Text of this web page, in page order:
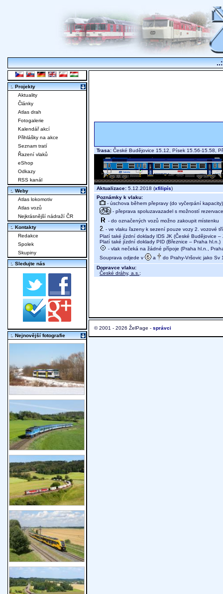
Trasa: České Budějovice 15.12, Písek 15.56-15.58,
Aktualizace: 5.12.2018 (xfilipís)
Poznámky k vlaku:
- úschova během přepravy (do vyčerpání kapacity)
- přeprava spoluzavazadel s možností
- do označených vozů možno zakoupit místenku
- ve vlaku řazeny k sezení pouze vozy 2. vozové
Platí také jízdní doklady IDS JK (České Budějovice –
Platí také jízdní doklady PID (Březnice – Praha hl.n.)
- vlak nečeká na žádné přípoje (Praha hl.n.,
Souprava odjede v
a
do Prahy-Vršovic jako Sv
Dopravce vlaku:
České dráhy, a.s. ;
© 2001 - 2026 ŽelPage - správci
:. Projekty
Aktuality
Články
Atlas drah
Fotogalerie
Kalendář akcí
Přihlášky na akce
Seznam tratí
Řazení vlaků
eShop
Odkazy
RSS kanál
:. Weby
Atlas lokomotiv
Atlas vozů
Nejkrásnější nádraží ČR
:. Kontakty
Redakce
Spolek
Skupiny
:. Sledujte nás
:. Nejnovější fotografie